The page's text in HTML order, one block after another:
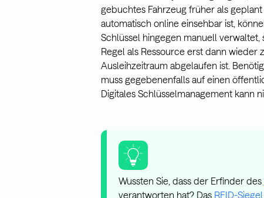
gebuchtes Fahrzeug früher als
automatisch online einsehbar ist,
Schlüssel hingegen manuell
Regel als Ressource erst dann wieder
Ausleihzeitraum abgelaufen ist.
muss gegebenenfalls auf einen
Digitales Schlüsselmanagement kann
Wussten Sie, dass der Erfinder des
verantworten hat? Das RFID-Siegel